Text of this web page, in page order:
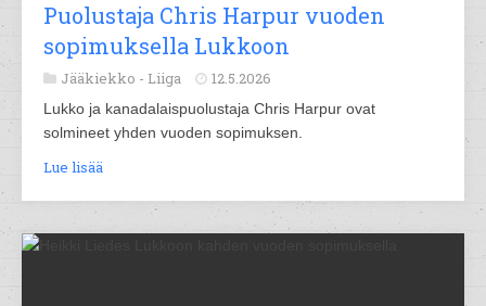
Puolustaja Chris Harpur vuoden
sopimuksella Lukkoon
Jääkiekko - Liiga 12.5.2026
Lukko ja kanadalaispuolustaja Chris Harpur ovat
solmineet yhden vuoden sopimuksen.
Lue lisää